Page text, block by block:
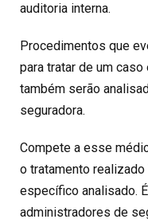
auditoria interna.
Procedimentos que
para tratar de um
também serão
seguradora.
Compete a esse
o tratamento
específico analisado.
administradores de